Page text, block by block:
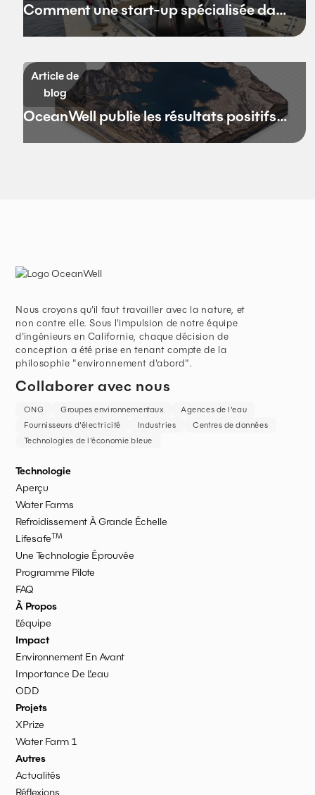
Comment une start-up spécialisée dans
le dessalement en eaux profondes
l'approvisionnement en eau de la
Californie
Article de
blog
OceanWell publie les résultats positifs
de son projet pilote
Nous croyons qu'il faut travailler avec la nature, et
non contre elle. Sous l'impulsion de notre équipe
d'ingénieurs en Californie, chaque décision de
conception a été prise en tenant compte de la
philosophie "environnement d'abord".
Collaborer avec nous
ONG Groupes environnementaux
Agences de l'eau
Fournisseurs d'électricité
Industries
Centres de données
Technologies de l'économie bleue
Technologie
Aperçu
Water Farms
Refroidissement À Grande Échelle
LifesafeTM
Une Technologie Éprouvée
Programme Pilote
FAQ
À Propos
L'équipe
Impact
Environnement En Avant
Importance De L'eau
ODD
Projets
XPrize
Water Farm 1
Autres
Actualités
Réflexions